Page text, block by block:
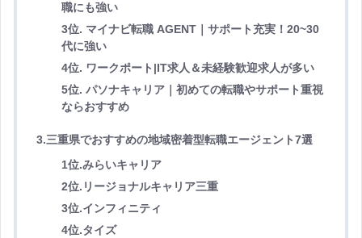
職にも強い
3位. マイナビ転職 AGENT｜サポート充実！20~30
代に強い
4位. ワークポート|IT求人＆未経験歓迎求人が多い
5位. パソナキャリア｜初めての転職やサポート重視
ならおすすめ
3.三重県でおすすめの地域密着型転職エージェント7選
1位.みらいキャリア
2位.リージョナルキャリア三重
3位.インフィニティ
4位.タイズ